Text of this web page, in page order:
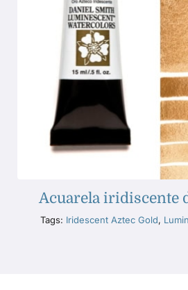
Acuarela iridiscente
Tags: Iridescent Aztec Gold,